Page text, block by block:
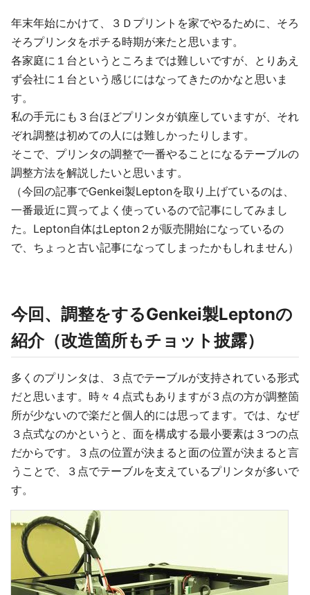
年末年始にかけて、３Ｄプリントを家でやるために、そろ
そろプリンタをポチる時期が来たと思います。
各家庭に１台というところまでは難しいですが、とりあえ
ず会社に１台という感じにはなってきたのかなと思いま
す。
私の手元にも３台ほどプリンタが鎮座していますが、それ
ぞれ調整は初めての人には難しかったりします。
そこで、プリンタの調整で一番やることになるテーブルの
調整方法を解説したいと思います。
（今回の記事でGenkei製Leptonを取り上げているのは、
一番最近に買ってよく使っているので記事にしてみまし
た。Lepton自体はLepton２が販売開始になっているの
で、ちょっと古い記事になってしまったかもしれません）
今回、調整をするGenkei製Leptonの
紹介（改造箇所もチョット披露）
多くのプリンタは、３点でテーブルが支持されている形式
だと思います。時々４点式もありますが３点の方が調整箇
所が少ないので楽だと個人的には思ってます。では、なぜ
３点式なのかというと、面を構成する最小要素は３つの点
だからです。３点の位置が決まると面の位置が決まると言
うことで、３点でテーブルを支えているプリンタが多いで
す。